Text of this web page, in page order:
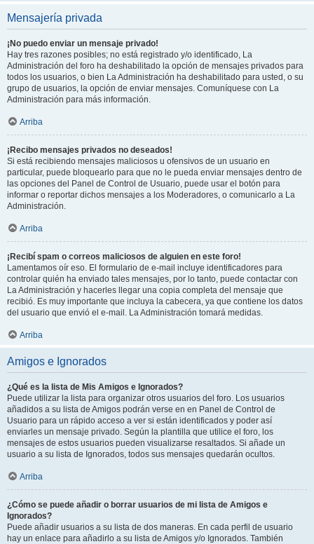
Mensajería privada
¡No puedo enviar un mensaje privado!
Hay tres razones posibles; no está registrado y/o identificado, La
Administración del foro ha deshabilitado la opción de mensajes privados para
todos los usuarios, o bien La Administración ha deshabilitado para usted, o su
grupo de usuarios, la opción de enviar mensajes. Comuníquese con La
Administración para más información.
Arriba
¡Recibo mensajes privados no deseados!
Si está recibiendo mensajes maliciosos u ofensivos de un usuario en
particular, puede bloquearlo para que no le pueda enviar mensajes dentro de
las opciones del Panel de Control de Usuario, puede usar el botón para
informar o reportar dichos mensajes a los Moderadores, o comunicarlo a La
Administración.
Arriba
¡Recibí spam o correos maliciosos de alguien en este foro!
Lamentamos oír eso. El formulario de e-mail incluye identificadores para
controlar quién ha enviado tales mensajes, por lo tanto, puede contactar con
La Administración y hacerles llegar una copia completa del mensaje que
recibió. Es muy importante que incluya la cabecera, ya que contiene los datos
del usuario que envió el e-mail. La Administración tomará medidas.
Arriba
Amigos e Ignorados
¿Qué es la lista de Mis Amigos e Ignorados?
Puede utilizar la lista para organizar otros usuarios del foro. Los usuarios
añadidos a su lista de Amigos podrán verse en en Panel de Control de
Usuario para un rápido acceso a ver si están identificados y poder así
enviarles un mensaje privado. Según la plantilla que utilice el foro, los
mensajes de estos usuarios pueden visualizarse resaltados. Si añade un
usuario a su lista de Ignorados, todos sus mensajes quedarán ocultos.
Arriba
¿Cómo se puede añadir o borrar usuarios de mi lista de Amigos e
Ignorados?
Puede añadir usuarios a su lista de dos maneras. En cada perfil de usuario
hay un enlace para añadirlo a su lista de Amigos y/o Ignorados. También